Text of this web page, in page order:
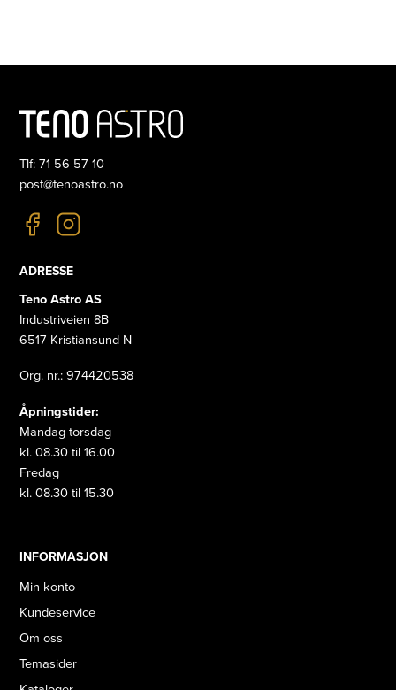
Tlf: 71 56 57 10
post@tenoastro.no
ADRESSE
Teno Astro AS
Industriveien 8B
6517 Kristiansund N
Org. nr.: 974420538
Åpningstider:
Mandag-torsdag
kl. 08.30 til 16.00
Fredag
kl. 08.30 til 15.30
INFORMASJON
Min konto
Kundeservice
Om oss
Temasider